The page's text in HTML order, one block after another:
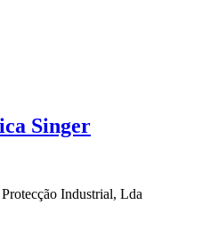
Singer
Industrial, Lda